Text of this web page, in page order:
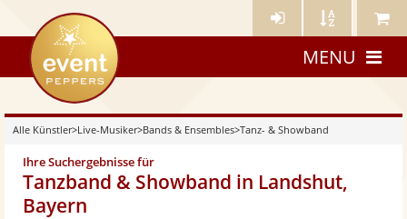
Künstler- Künstler Meine
eventpeppers
MENU
Alle Künstler>Live-Musiker>Bands & Ensembles>Tanz- & Showband
Ihre Suchergebnisse für
Tanzband & Showband in Landshut,
Bayern